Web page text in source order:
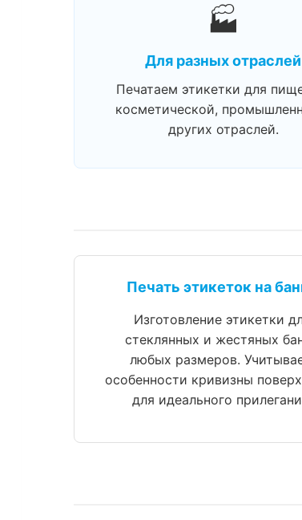
🏭
Для разных отраслей
Печатаем этикетки для
косметической,
других отраслей.
Печать этикеток на
Изготовление этикетки
стеклянных и жестяных
любых размеров.
особенности кривизны
для идеального